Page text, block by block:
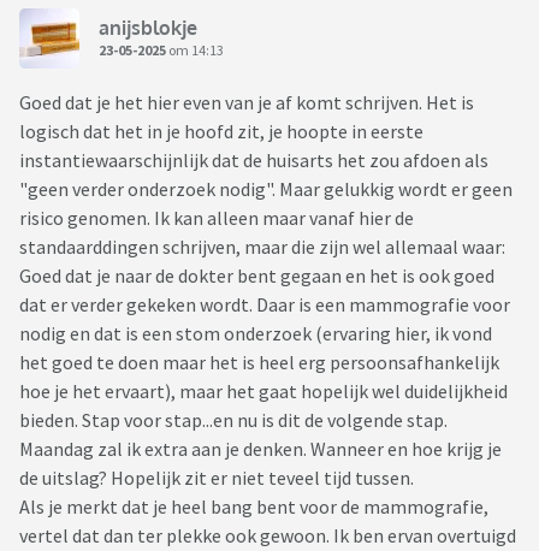
anijsblokje
23-05-2025 om 14:13
Goed dat je het hier even van je af komt schrijven. Het is
logisch dat het in je hoofd zit, je hoopte in eerste
instantiewaarschijnlijk dat de huisarts het zou afdoen als
"geen verder onderzoek nodig". Maar gelukkig wordt er geen
risico genomen. Ik kan alleen maar vanaf hier de
standaarddingen schrijven, maar die zijn wel allemaal waar:
Goed dat je naar de dokter bent gegaan en het is ook goed
dat er verder gekeken wordt. Daar is een mammografie voor
nodig en dat is een stom onderzoek (ervaring hier, ik vond
het goed te doen maar het is heel erg persoonsafhankelijk
hoe je het ervaart), maar het gaat hopelijk wel duidelijkheid
bieden. Stap voor stap...en nu is dit de volgende stap.
Maandag zal ik extra aan je denken. Wanneer en hoe krijg je
de uitslag? Hopelijk zit er niet teveel tijd tussen.
Als je merkt dat je heel bang bent voor de mammografie,
vertel dat dan ter plekke ook gewoon. Ik ben ervan overtuigd